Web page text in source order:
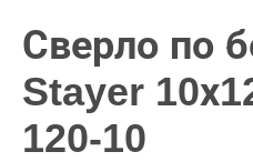
Сверло по
Stayer
120-10